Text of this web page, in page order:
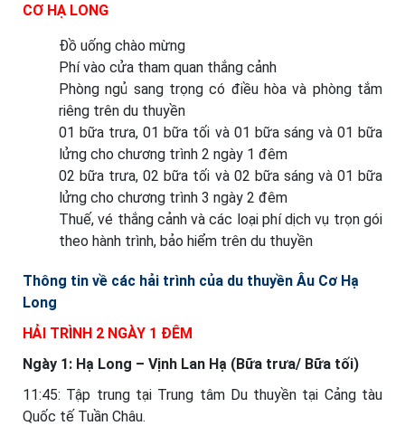
CƠ HẠ LONG
Đồ uống chào mừng
Phí vào cửa tham quan thắng cảnh
Phòng ngủ sang trọng có điều hòa và phòng tắm
riêng trên du thuyền
01 bữa trưa, 01 bữa tối và 01 bữa sáng và 01 bữa
lửng cho chương trình 2 ngày 1 đêm
02 bữa trưa, 02 bữa tối và 02 bữa sáng và 01 bữa
lửng cho chương trình 3 ngày 2 đêm
Thuế, vé thắng cảnh và các loại phí dịch vụ trọn gói
theo hành trình, bảo hiểm trên du thuyền
Thông tin về các hải trình của du thuyền Âu Cơ Hạ
Long
HẢI TRÌNH 2 NGÀY 1 ĐÊM
Ngày 1: Hạ Long – Vịnh Lan Hạ (Bữa trưa/ Bữa tối)
11:45: Tập trung tại Trung tâm Du thuyền tại Cảng tàu
Quốc tế Tuần Châu.